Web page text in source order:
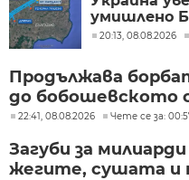
умишлено
разследване
20:13, 08.08.2026
Продължава
до бобошевското
22:41, 08.08.2026 Чете се за:
Загуби за
жегите, сушата и